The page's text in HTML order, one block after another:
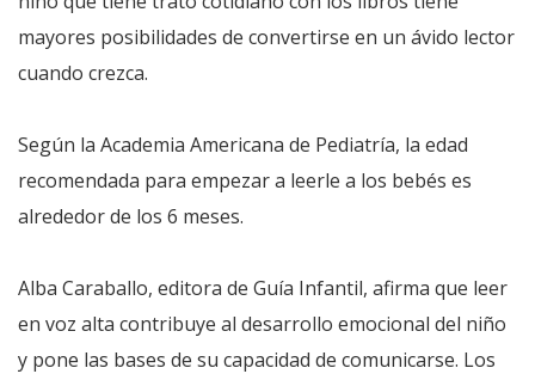
mayores posibilidades de convertirse en un ávido lector
cuando crezca.
Según la Academia Americana de Pediatría, la edad
recomendada para empezar a leerle a los bebés es
alrededor de los 6 meses.
Alba Caraballo, editora de Guía Infantil, afirma que leer
en voz alta contribuye al desarrollo emocional del niño
y pone las bases de su capacidad de comunicarse. Los